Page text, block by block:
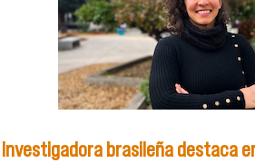
Investigadora brasileña destaca